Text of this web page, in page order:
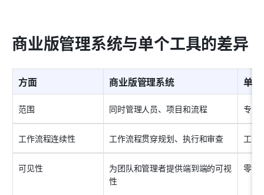
商业版管理系统与单个工具的差异
方面 商业版管理系统 单
范围 同时管理人员、项目和流程 专注
工作流程连续性 工作流程贯穿规划、执行和审查 工作
可见性
为团队和管理者提供端到端的可视
性
零散